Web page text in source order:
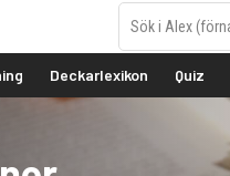
Deckarlexikon Quiz